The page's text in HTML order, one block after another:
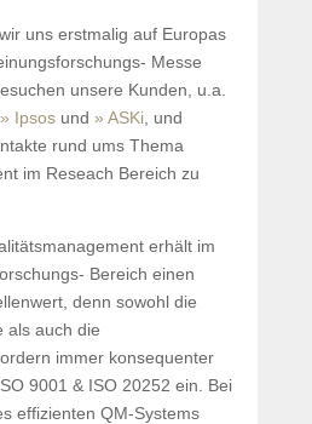
uns erstmalig auf Europas
Messe
unsere Kunden, u.a.
» Ipsosund » ASKi, und
rund ums Thema
im Reseach Bereich zu
erhält im
Bereich einen
denn sowohl die
als auch die
immer konsequenter
9001 & ISO 20252 ein. Bei
effizienten QM-Systems